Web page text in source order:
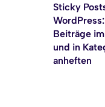
Sticky
WordPress:
Beiträge
und in
anheften